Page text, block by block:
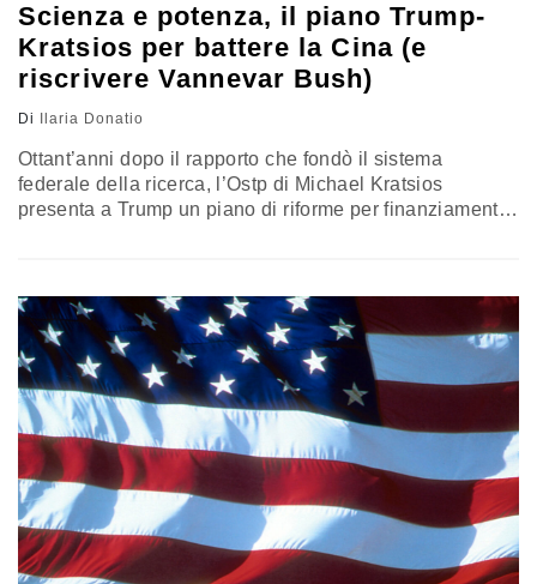
Scienza e potenza, il piano Trump-
Kratsios per battere la Cina (e
riscrivere Vannevar Bush)
Di Ilaria Donatio
Ottant’anni dopo il rapporto che fondò il sistema
federale della ricerca, l’Ostp di Michael Kratsios
presenta a Trump un piano di riforme per finanziamenti,
federali